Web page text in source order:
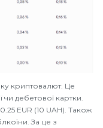
криптовалют. Це
дебетової картки.
EUR (10 UAH). Також
За це з